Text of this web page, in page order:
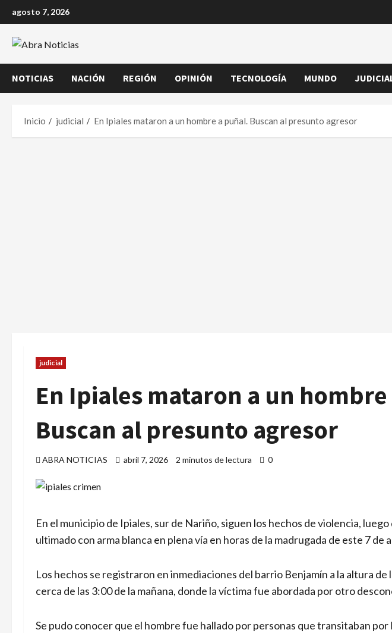
al
contenido
agosto 7, 2026
NOTICIAS NACIÓN REGIÓN OPINIÓN TECNOLOGÍA MUNDO
Inicio judicial En Ipiales mataron a un hombre a puñal. Buscan al presunto agresor
judicial
En Ipiales mataron a un
Buscan al presunto agresor
ABRA NOTICIAS abril 7, 2026 2 minutos de lectura 0
En el municipio de Ipiales, sur de Nariño, siguen los hechos de violencia,
ultimado con arma blanca en plena vía en horas de la madrugada de este 7 de
Los hechos se registraron en inmediaciones del barrio Benjamín a la altura de
cerca de las 3:00 de la mañana, donde la víctima fue abordada por otro
Se pudo conocer que el hombre fue hallado por personas que transitaban